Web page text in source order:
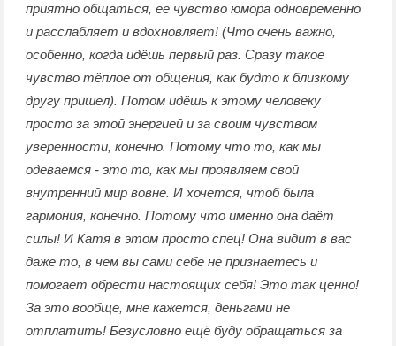
приятно общаться, ее чувство юмора одновременно
и расслабляет и вдохновляет! (Что очень важно,
особенно, когда идёшь первый раз. Сразу такое
чувство тёплое от общения, как будто к близкому
другу пришел). Потом идёшь к этому человеку
просто за этой энергией и за своим чувством
уверенности, конечно. Потому что то, как мы
одеваемся - это то, как мы проявляем свой
внутренний мир вовне. И хочется, чтоб была
гармония, конечно. Потому что именно она даёт
силы! И Катя в этом просто спец! Она видит в вас
даже то, в чем вы сами себе не признаетесь и
помогает обрести настоящих себя! Это так ценно!
За это вообще, мне кажется, деньгами не
отплатить! Безусловно ещё буду обращаться за